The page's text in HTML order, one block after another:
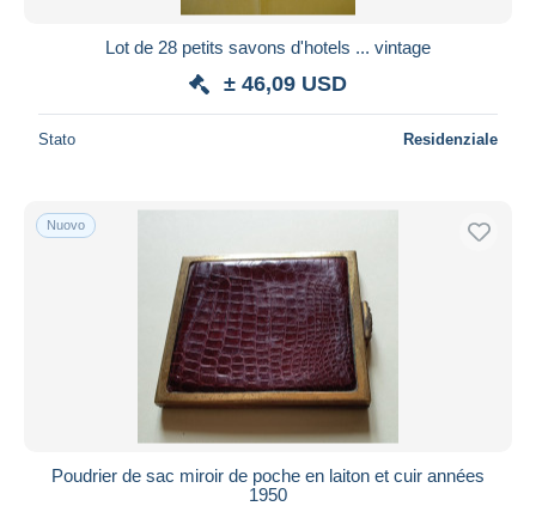
Lot de 28 petits savons d'hotels ... vintage
± 46,09 USD
Stato Residenziale
Nuovo
Poudrier de sac miroir de poche en laiton et cuir années
1950